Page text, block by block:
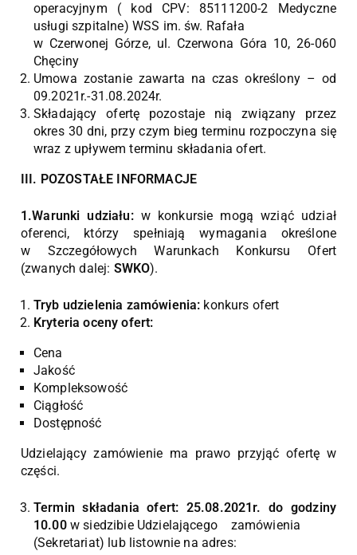
operacyjnym ( kod CPV: 85111200-2 Medyczne
usługi szpitalne) WSS im. św. Rafała
w Czerwonej Górze, ul. Czerwona Góra 10, 26-060
Chęciny
Umowa zostanie zawarta na czas określony – od
09.2021r.-31.08.2024r.
Składający ofertę pozostaje nią związany przez
okres 30 dni, przy czym bieg terminu rozpoczyna się
wraz z upływem terminu składania ofert.
III. POZOSTAŁE INFORMACJE
1.Warunki udziału:w konkursie mogą wziąć udział
oferenci, którzy spełniają wymagania określone
w Szczegółowych Warunkach Konkursu Ofert
(zwanych dalej: SWKO).
Tryb udzielenia zamówienia: konkurs ofert
Kryteria oceny ofert:
Cena
Jakość
Kompleksowość
Ciągłość
Dostępność
Udzielający zamówienie ma prawo przyjąć ofertę w
części.
Termin składania ofert: 25.08.2021r. do godziny
10.00w siedzibie Udzielającego zamówienia
(Sekretariat) lub listownie na adres: